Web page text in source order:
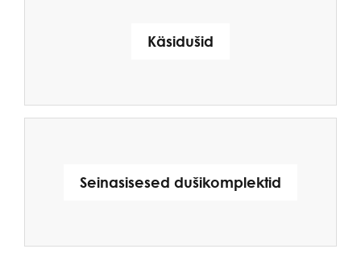
Käsidušid
Seinasisesed dušikomplektid